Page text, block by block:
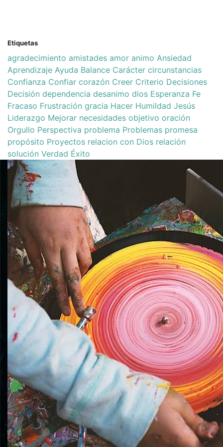
Etiquetas
agradecimiento amistades amor animo Ansiedad
Aprendizaje Ayuda Balance Carácter circunstancias
Confianza Confiar corazón Creer Criterio Decisiones
Decisión dependencia desanimo dios Esperanza Fe
Fracaso Frustración gracia Hacer Humildad Jesús
Liderazgo Mejorar necesidades objetivo oración
Orgullo Perspectiva problema Problemas promesa
propósito Proyectos relacion con Dios relación
solución Verdad Éxito